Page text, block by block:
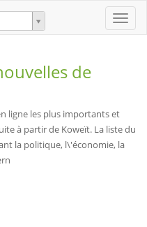
Toggle
de
ligne les plus importants et
à partir de Koweït. La liste du
la politique, l\'économie, la